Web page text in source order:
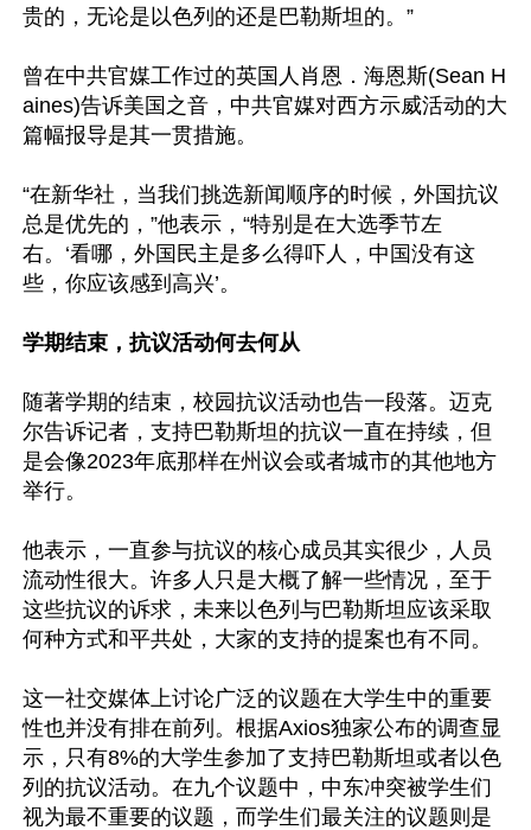
贵的，无论是以色列的还是巴勒斯坦的。”
曾在中共官媒工作过的英国人肖恩．海恩斯(Sean H
aines)告诉美国之音，中共官媒对西方示威活动的大
篇幅报导是其一贯措施。
“在新华社，当我们挑选新闻顺序的时候，外国抗议
总是优先的，”他表示，“特别是在大选季节左
右。‘看哪，外国民主是多么得吓人，中国没有这
些，你应该感到高兴’。
学期结束，抗议活动何去何从
随著学期的结束，校园抗议活动也告一段落。迈克
尔告诉记者，支持巴勒斯坦的抗议一直在持续，但
是会像2023年底那样在州议会或者城市的其他地方
举行。
他表示，一直参与抗议的核心成员其实很少，人员
流动性很大。许多人只是大概了解一些情况，至于
这些抗议的诉求，未来以色列与巴勒斯坦应该采取
何种方式和平共处，大家的支持的提案也有不同。
这一社交媒体上讨论广泛的议题在大学生中的重要
性也并没有排在前列。根据Axios独家公布的调查显
示，只有8%的大学生参加了支持巴勒斯坦或者以色
列的抗议活动。在九个议题中，中东冲突被学生们
视为最不重要的议题，而学生们最关注的议题则是